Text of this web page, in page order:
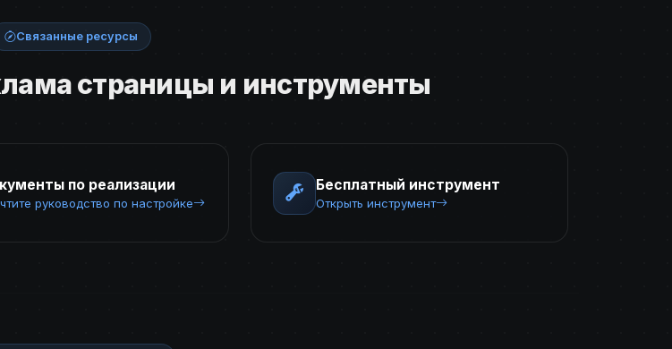
Связанные ресурсы
страницы и инструменты
по реализации
руководство по настройке
Бесплатный инструмент
Открыть инструмент